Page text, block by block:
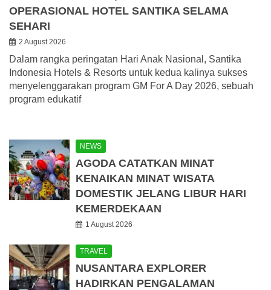
OPERASIONAL HOTEL SANTIKA SELAMA
SEHARI
2 August 2026
Dalam rangka peringatan Hari Anak Nasional, Santika
Indonesia Hotels & Resorts untuk kedua kalinya sukses
menyelenggarakan program GM For A Day 2026, sebuah
program edukatif
NEWS
AGODA CATATKAN MINAT
KENAIKAN MINAT WISATA
DOMESTIK JELANG LIBUR HARI
KEMERDEKAAN
1 August 2026
TRAVEL
NUSANTARA EXPLORER
HADIRKAN PENGALAMAN